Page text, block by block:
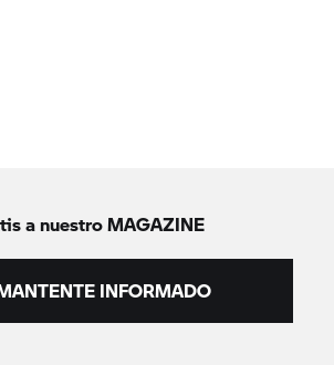
a nuestro MAGAZINE
INFORMADO